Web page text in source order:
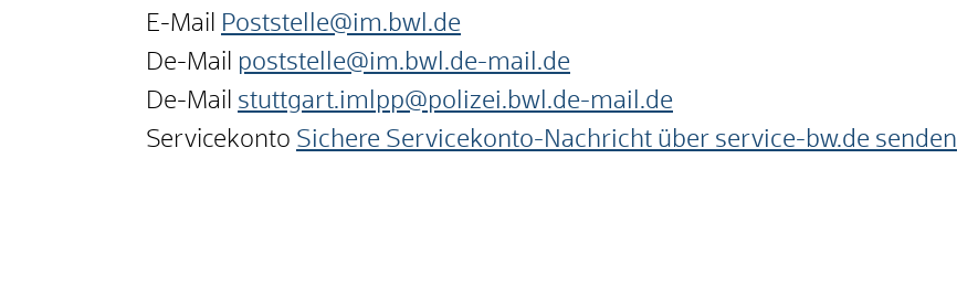
E-Mail
Poststelle@im.bwl.de
De-Mail poststelle@im.bwl.de-mail.de
De-Mail stuttgart.imlpp@polizei.bwl.de-mail.de
Servicekonto Sichere Servicekonto-Nachricht über service-bw.de senden